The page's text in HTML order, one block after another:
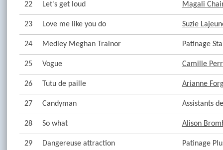
22 Let's get loud Magali
23 Love me like you do Suzie
24 Medley Meghan Trainor Patinage
25 Vogue Camille
26 Tutu de paille Arianne
27 Candyman Assistants
28 So what Alison
29 Dangereuse attraction Patinage